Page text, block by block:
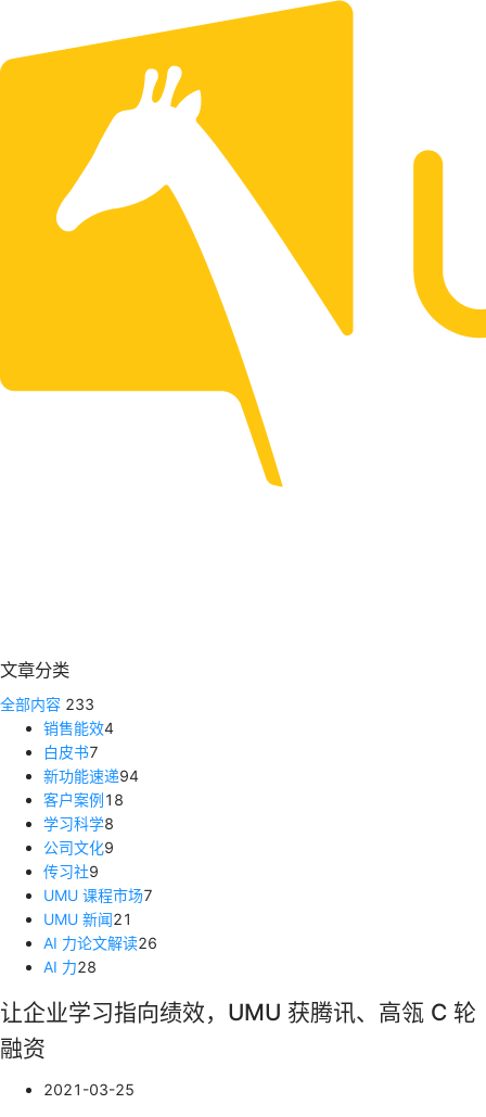
文章分类
全部内容 233
销售能效4
白皮书7
新功能速递94
客户案例18
学习科学8
公司文化9
传习社9
UMU 课程市场7
UMU 新闻21
AI 力论文解读26
AI 力28
让企业学习指向绩效，UMU 获腾讯、高瓴 C 轮
融资
2021-03-25